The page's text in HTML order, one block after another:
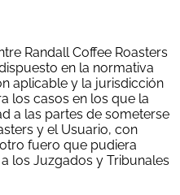
Randall Coffee Roasters
en la normativa
aplicable y la jurisdicción
los casos en los que la
a las partes de someterse
y el Usuario, con
fuero que pudiera
los Juzgados y Tribunales